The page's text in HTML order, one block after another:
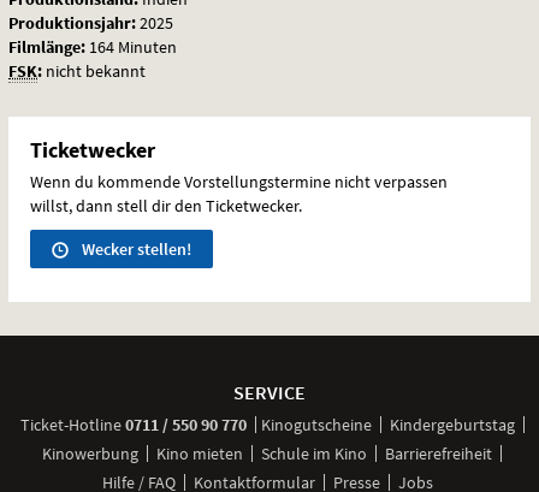
Produktionsjahr:2025
Filmlänge: 164 Minuten
FSK: nicht bekannt
Ticketwecker
Wenn du kommende Vorstellungstermine nicht verpassen
willst, dann stell dir den Ticketwecker.
Wecker stellen!
SERVICE
Ticket-Hotline0711 / 550 90 770anrufen
Kinogutscheine
Kindergeburtstag
Kinowerbung
Kino mieten Schule im Kino
Barrierefreiheit
Hilfe / FAQ
Kontaktformular Presse Jobs